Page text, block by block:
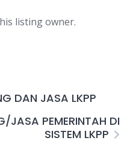
listing owner.
DAN JASA LKPP
JASA PEMERINTAH DI
SISTEM LKPP